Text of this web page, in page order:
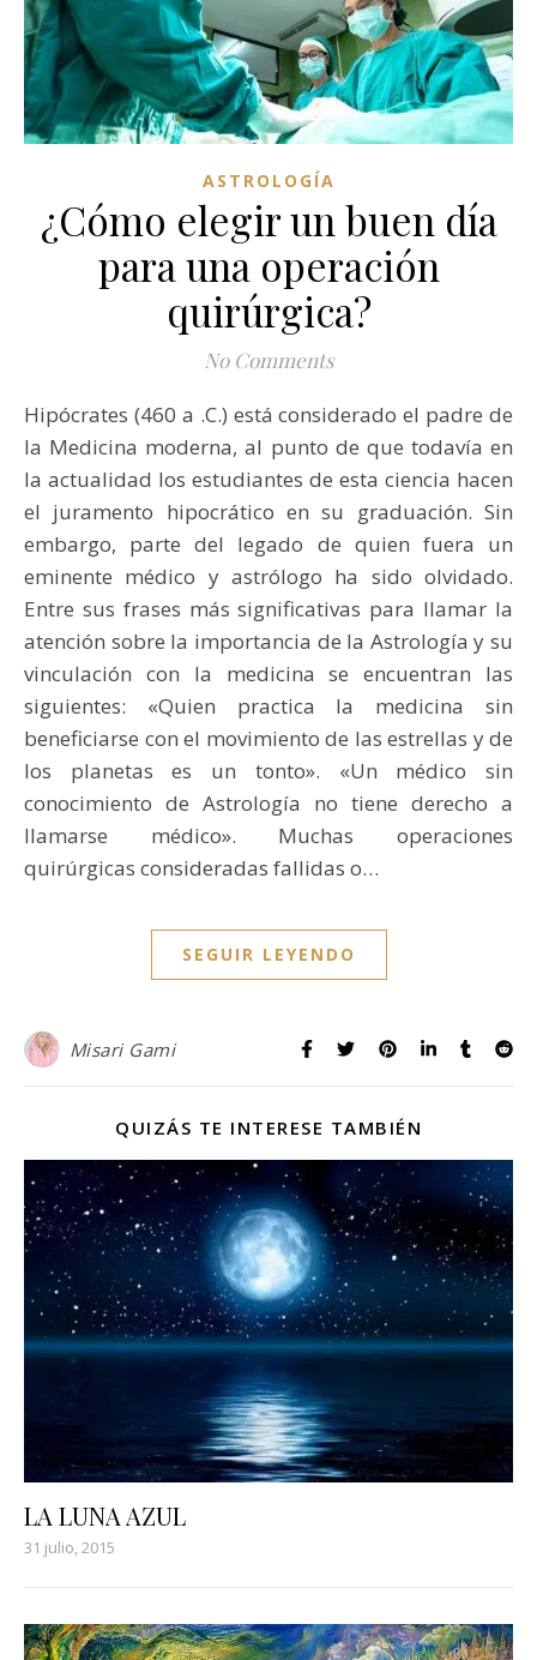
ASTROLOGÍA
¿Cómo elegir un buen día
para una operación
quirúrgica?
No Comments
Hipócrates (460 a .C.) está considerado el padre de
la Medicina moderna, al punto de que todavía en
la actualidad los estudiantes de esta ciencia hacen
el juramento hipocrático en su graduación. Sin
embargo, parte del legado de quien fuera un
eminente médico y astrólogo ha sido olvidado.
Entre sus frases más significativas para llamar la
atención sobre la importancia de la Astrología y su
vinculación con la medicina se encuentran las
siguientes: «Quien practica la medicina sin
beneficiarse con el movimiento de las estrellas y de
los planetas es un tonto». «Un médico sin
conocimiento de Astrología no tiene derecho a
llamarse médico». Muchas operaciones
quirúrgicas consideradas fallidas o…
SEGUIR LEYENDO
Misari Gami
QUIZÁS TE INTERESE TAMBIÉN
LA LUNA AZUL
31 julio, 2015